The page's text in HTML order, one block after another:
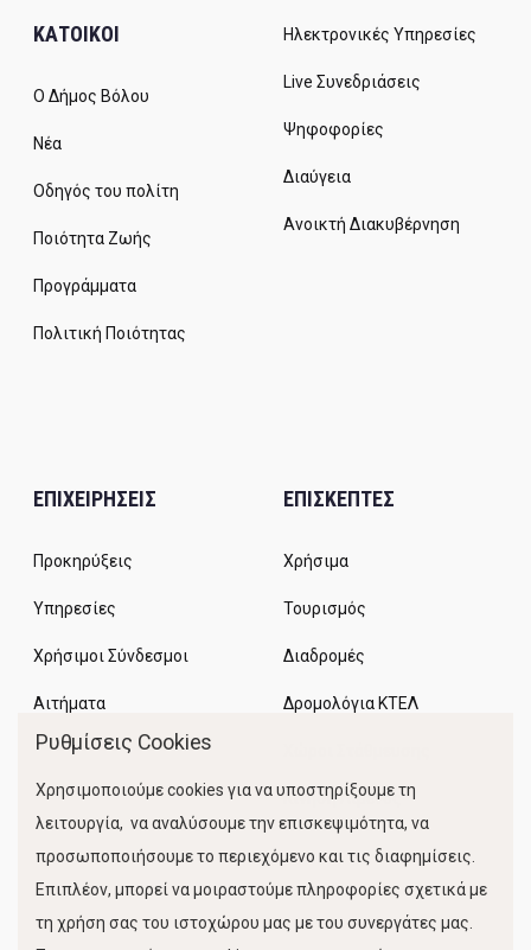
ΚΑΤΟΙΚΟΙ
Ο Δήμος Βόλου
Νέα
Οδηγός του πολίτη
Ποιότητα Ζωής
Προγράμματα
Πολιτική Ποιότητας
Ηλεκτρονικές Υπηρεσίες
Live Συνεδριάσεις
Ψηφοφορίες
Διαύγεια
Ανοικτή Διακυβέρνηση
ΕΠΙΧΕΙΡΗΣΕΙΣ
Προκηρύξεις
Υπηρεσίες
Χρήσιμοι Σύνδεσμοι
Αιτήματα
ΕΠΙΣΚΕΠΤΕΣ
Χρήσιμα
Τουρισμός
Διαδρομές
Δρομολόγια ΚΤΕΛ
Κίνηση Λιμένος
Ρυθμίσεις Cookies
Χρησιμοποιούμε cookies για να υποστηρίξουμε τη
λειτουργία, να αναλύσουμε την επισκεψιμότητα, να
προσωποποιήσουμε το περιεχόμενο και τις διαφημίσεις.
Επιπλέον, μπορεί να μοιραστούμε πληροφορίες σχετικά με
τη χρήση σας του ιστοχώρου μας με του συνεργάτες μας.